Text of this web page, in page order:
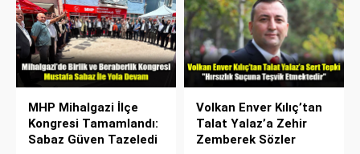
MHP Mihalgazi İlçe
Kongresi Tamamlandı:
Sabaz Güven Tazeledi
Volkan Enver Kılıç’tan
Talat Yalaz’a Zehir
Zemberek Sözler